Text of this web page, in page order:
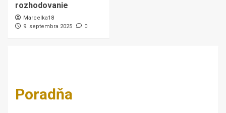
rozhodovanie
Marcelka18
9. septembra 2025
0
Poradňa